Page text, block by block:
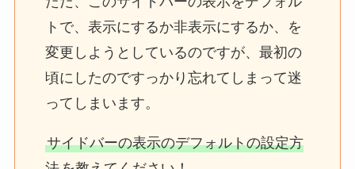
トで、表示にするか非表示にするか、を
変更しようとしているのですが、最初の
頃にしたのですっかり忘れてしまって迷
ってしまいます。
サイドバーの表示のデフォルトの設定方